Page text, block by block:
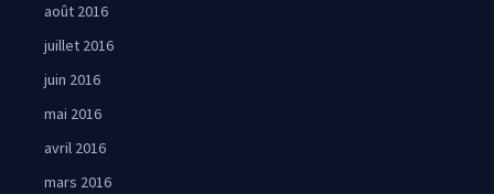
août 2016
juillet 2016
juin 2016
mai 2016
avril 2016
mars 2016